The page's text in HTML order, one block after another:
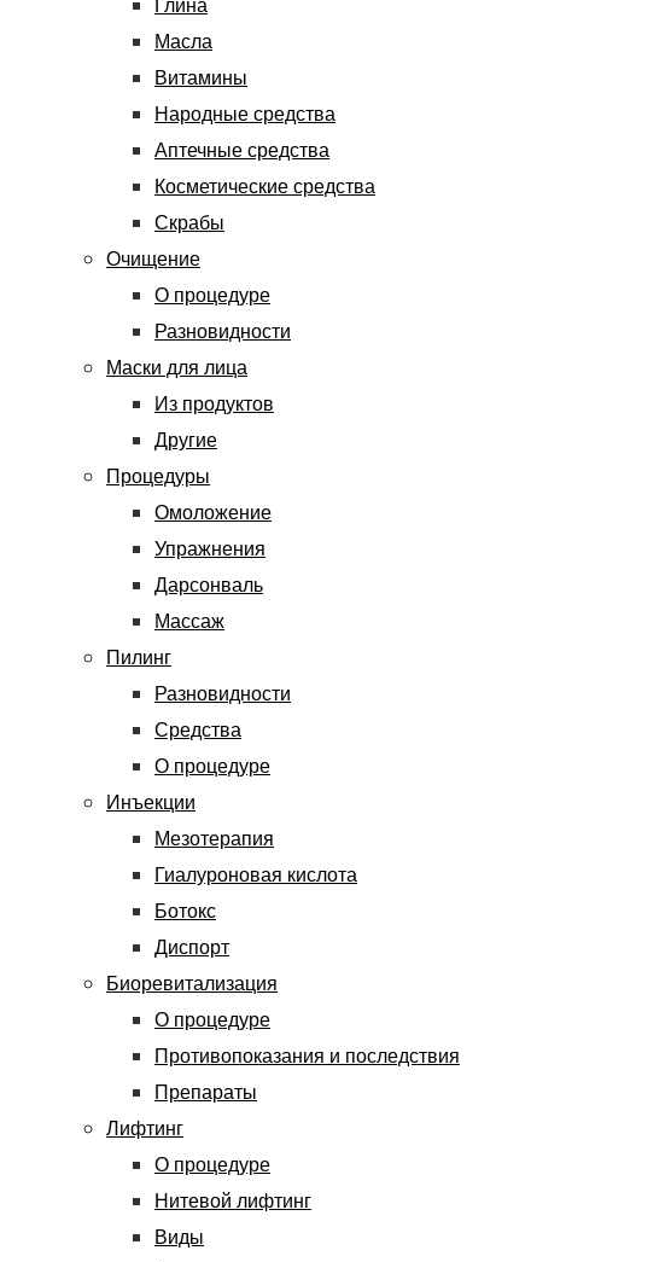
Глина
Масла
Витамины
Народные средства
Аптечные средства
Косметические средства
Скрабы
Очищение
О процедуре
Разновидности
Маски для лица
Из продуктов
Другие
Процедуры
Омоложение
Упражнения
Дарсонваль
Массаж
Пилинг
Разновидности
Средства
О процедуре
Инъекции
Мезотерапия
Гиалуроновая кислота
Ботокс
Диспорт
Биоревитализация
О процедуре
Противопоказания и последствия
Препараты
Лифтинг
О процедуре
Нитевой лифтинг
Виды